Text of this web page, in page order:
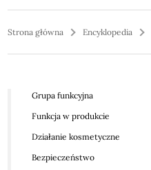
Strona główna Encyklopedia
Grupa funkcyjna
Funkcja w produkcie
Działanie kosmetyczne
Bezpieczeństwo